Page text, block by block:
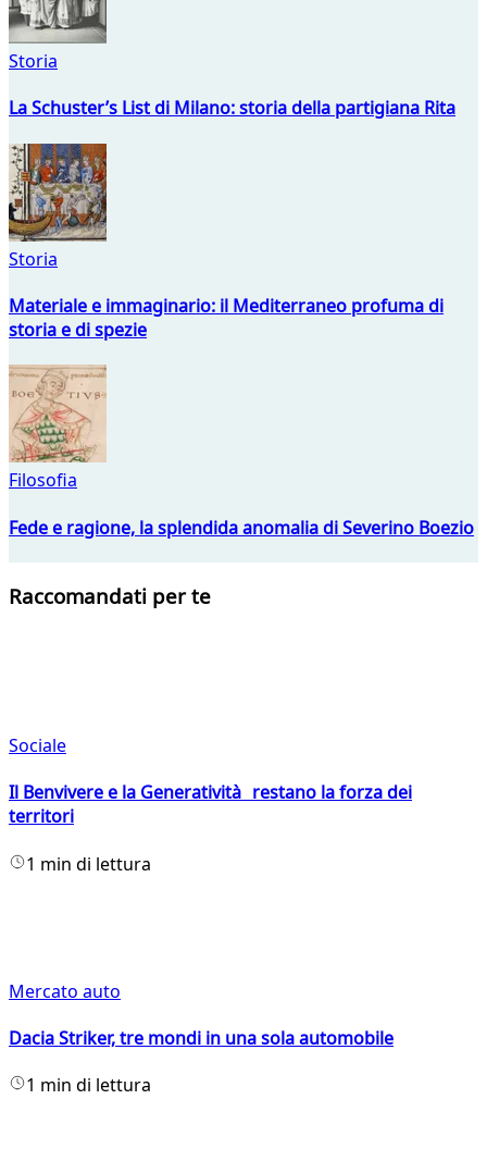
Storia
La Schuster’s List di Milano: storia della partigiana Rita
Storia
Materiale e immaginario: il Mediterraneo profuma di
storia e di spezie
Filosofia
Fede e ragione, la splendida anomalia di Severino Boezio
Raccomandati per te
Sociale
Il Benvivere e la Generatività restano la forza dei
territori
1 min di lettura
Mercato auto
Dacia Striker, tre mondi in una sola automobile
1 min di lettura